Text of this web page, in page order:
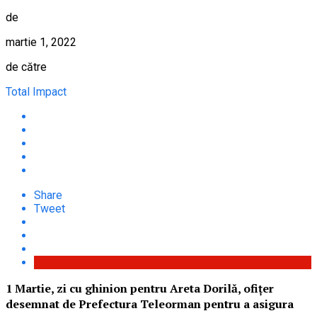
de
martie 1, 2022
de către
Total Impact
Share
Tweet
1 Martie, zi cu ghinion pentru Areta Dorilă, ofițer
desemnat de Prefectura Teleorman pentru a asigura